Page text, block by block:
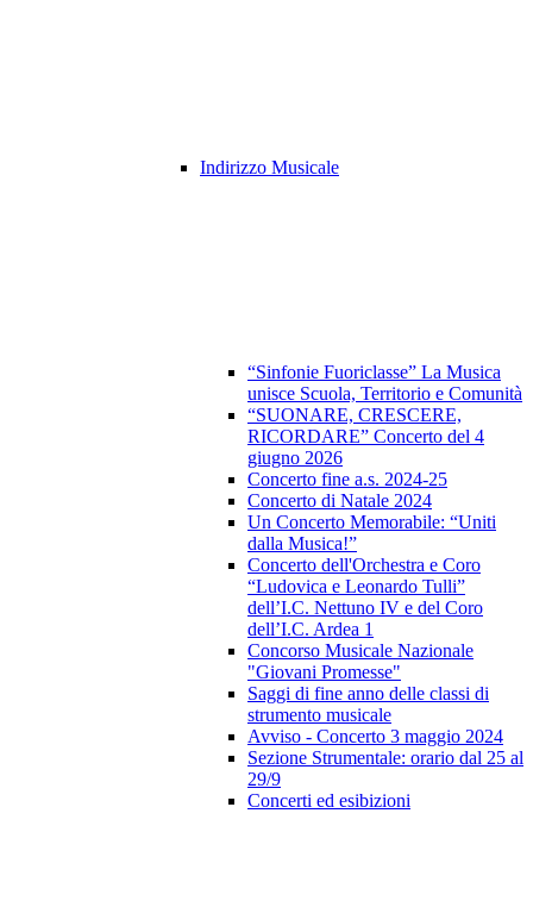
Indirizzo Musicale
“Sinfonie Fuoriclasse” La Musica
unisce Scuola, Territorio e Comunità
“SUONARE, CRESCERE,
RICORDARE” Concerto del 4
giugno 2026
Concerto fine a.s. 2024-25
Concerto di Natale 2024
Un Concerto Memorabile: “Uniti
dalla Musica!”
Concerto dell'Orchestra e Coro
“Ludovica e Leonardo Tulli”
dell’I.C. Nettuno IV e del Coro
dell’I.C. Ardea 1
Concorso Musicale Nazionale
"Giovani Promesse"
Saggi di fine anno delle classi di
strumento musicale
Avviso - Concerto 3 maggio 2024
Sezione Strumentale: orario dal 25 al
29/9
Concerti ed esibizioni